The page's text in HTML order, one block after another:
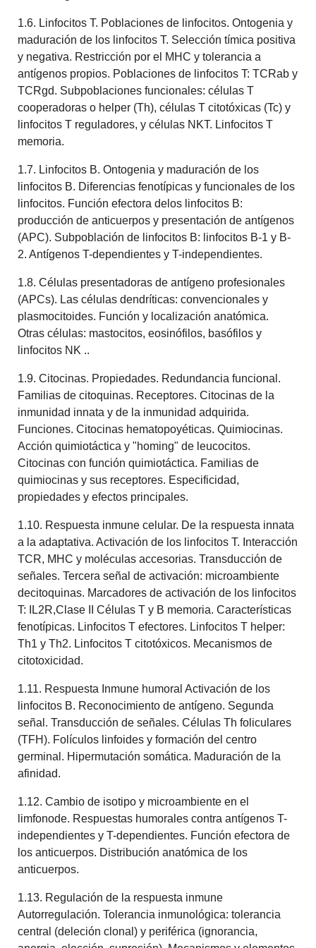
1.6. Linfocitos T. Poblaciones de linfocitos. Ontogenia y
maduración de los linfocitos T. Selección tímica positiva
y negativa. Restricción por el MHC y tolerancia a
antígenos propios. Poblaciones de linfocitos T: TCRab y
TCRgd. Subpoblaciones funcionales: células T
cooperadoras o helper (Th), células T citotóxicas (Tc) y
linfocitos T reguladores, y células NKT. Linfocitos T
memoria.
1.7. Linfocitos B. Ontogenia y maduración de los
linfocitos B. Diferencias fenotípicas y funcionales de los
linfocitos. Función efectora delos linfocitos B:
producción de anticuerpos y presentación de antígenos
(APC). Subpoblación de linfocitos B: linfocitos B-1 y B-
2. Antígenos T-dependientes y T-independientes.
1.8. Células presentadoras de antígeno profesionales
(APCs). Las células dendríticas: convencionales y
plasmocitoides. Función y localización anatómica.
Otras células: mastocitos, eosinófilos, basófilos y
linfocitos NK ..
1.9. Citocinas. Propiedades. Redundancia funcional.
Familias de citoquinas. Receptores. Citocinas de la
inmunidad innata y de la inmunidad adquirida.
Funciones. Citocinas hematopoyéticas. Quimiocinas.
Acción quimiotáctica y "homing" de leucocitos.
Citocinas con función quimiotáctica. Familias de
quimiocinas y sus receptores. Especificidad,
propiedades y efectos principales.
1.10. Respuesta inmune celular. De la respuesta innata
a la adaptativa. Activación de los linfocitos T. Interacción
TCR, MHC y moléculas accesorias. Transducción de
señales. Tercera señal de activación: microambiente
decitoquinas. Marcadores de activación de los linfocitos
T: IL2R,Clase II Células T y B memoria. Características
fenotípicas. Linfocitos T efectores. Linfocitos T helper:
Th1 y Th2. Linfocitos T citotóxicos. Mecanismos de
citotoxicidad.
1.11. Respuesta Inmune humoral Activación de los
linfocitos B. Reconocimiento de antígeno. Segunda
señal. Transducción de señales. Células Th foliculares
(TFH). Folículos linfoides y formación del centro
germinal. Hipermutación somática. Maduración de la
afinidad.
1.12. Cambio de isotipo y microambiente en el
limfonode. Respuestas humorales contra antígenos T-
independientes y T-dependientes. Función efectora de
los anticuerpos. Distribución anatómica de los
anticuerpos.
1.13. Regulación de la respuesta inmune
Autorregulación. Tolerancia inmunológica: tolerancia
central (deleción clonal) y periférica (ignorancia,